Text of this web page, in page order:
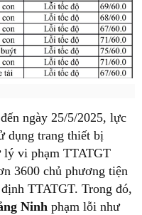
ngày 25/5/2025, lực
dụng trang thiết bị
lý vi phạm TTATGT
3600 chủ phương tiện
TTATGT. Trong đó,
Ninh phạm lỗi như